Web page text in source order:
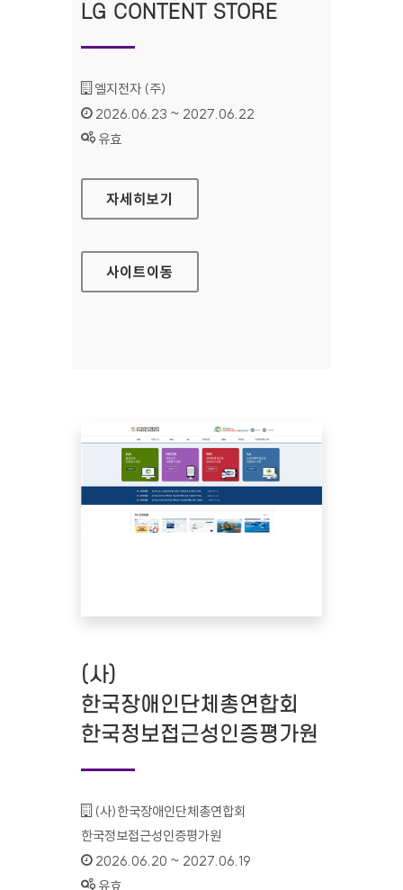
LG CONTENT STORE
기관명 :
엘지전자 (주)
인증기간 :
2026.06.23 ~ 2027.06.22
상태 :
유효
LG CONTENT STORE
자세히보기
사이트이동
(사)
한국장애인단체총연합회
한국정보접근성인증평가원
기관명 :
(사)한국장애인단체총연합회
한국정보접근성인증평가원
인증기간 :
2026.06.20 ~ 2027.06.19
상태 :
유효